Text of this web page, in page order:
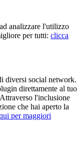
analizzare l'utilizzo
per tutti: clicca
diversi social network.
direttamente al tuo
l'inclusione
che hai aperto la
per maggiori